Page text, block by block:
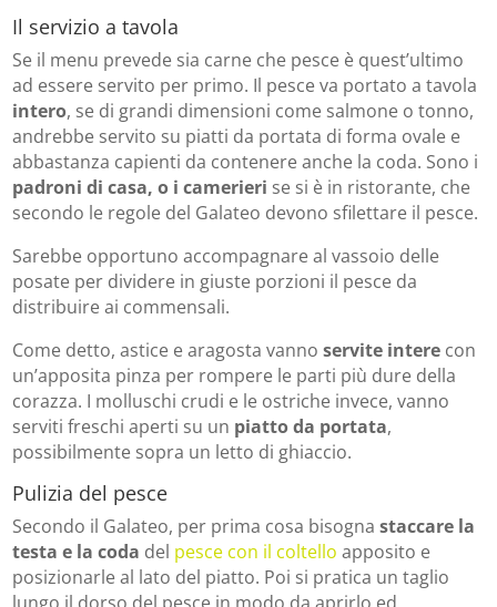
Il servizio a tavola
Se il menu prevede sia carne che pesce è quest’ultimo
ad essere servito per primo. Il pesce va portato a tavola
intero, se di grandi dimensioni come salmone o tonno,
andrebbe servito su piatti da portata di forma ovale e
abbastanza capienti da contenere anche la coda. Sono i
padroni di casa, o i camerieri se si è in ristorante, che
secondo le regole del Galateo devono sfilettare il pesce.
Sarebbe opportuno accompagnare al vassoio delle
posate per dividere in giuste porzioni il pesce da
distribuire ai commensali.
Come detto, astice e aragosta vannoservite intere con
un’apposita pinza per rompere le parti più dure della
corazza. I molluschi crudi e le ostriche invece, vanno
serviti freschi aperti su un piatto da portata,
possibilmente sopra un letto di ghiaccio.
Pulizia del pesce
Secondo il Galateo, per prima cosa bisognastaccare la
testa e la coda del pesce con il coltello apposito e
posizionarle al lato del piatto. Poi si pratica un taglio